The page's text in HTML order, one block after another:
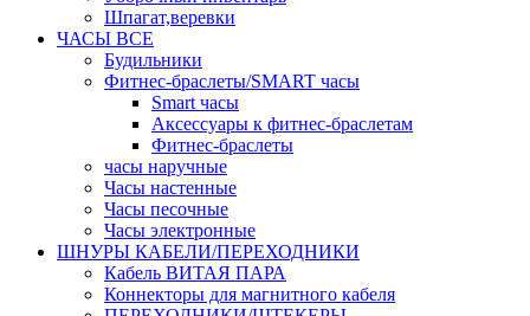
Шпагат,веревки
ЧАСЫ ВСЕ
Будильники
Фитнес-браслеты/SMART часы
Smart часы
Аксессуары к фитнес-браслетам
Фитнес-браслеты
часы наручные
Часы настенные
Часы песочные
Часы электронные
ШНУРЫ КАБЕЛИ/ПЕРЕХОДНИКИ
Кабель ВИТАЯ ПАРА
Коннекторы для магнитного кабеля